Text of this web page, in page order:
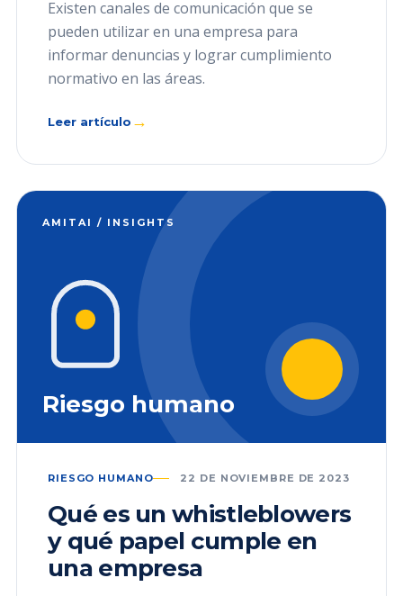
Existen canales de comunicación que se
pueden utilizar en una empresa para
informar denuncias y lograr cumplimiento
normativo en las áreas.
Leer artículo →
AMITAI / INSIGHTS
Riesgo humano
RIESGO HUMANO 22 DE NOVIEMBRE DE 2023
Qué es un whistleblowers
y qué papel cumple en
una empresa